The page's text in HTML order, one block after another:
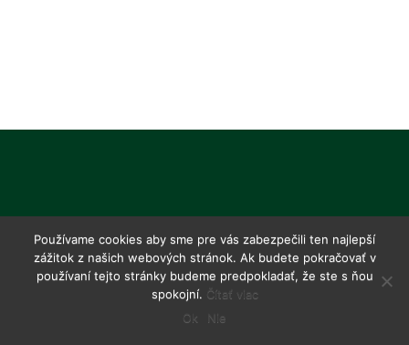
Používame cookies aby sme pre vás zabezpečili ten najlepší
zážitok z našich webových stránok. Ak budete pokračovať v
používaní tejto stránky budeme predpokladať, že ste s ňou
spokojní. Čítať viac
Ok
Nie